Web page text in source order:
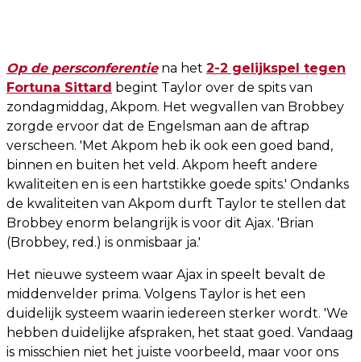
Op de persconferentie na het 2-2 gelijkspel tegen
Fortuna Sittard begint Taylor over de spits van
zondagmiddag, Akpom. Het wegvallen van Brobbey
zorgde ervoor dat de Engelsman aan de aftrap
verscheen. 'Met Akpom heb ik ook een goed band,
binnen en buiten het veld. Akpom heeft andere
kwaliteiten en is een hartstikke goede spits.' Ondanks
de kwaliteiten van Akpom durft Taylor te stellen dat
Brobbey enorm belangrijk is voor dit Ajax. 'Brian
(Brobbey, red.) is onmisbaar ja.'
Het nieuwe systeem waar Ajax in speelt bevalt de
middenvelder prima. Volgens Taylor is het een
duidelijk systeem waarin iedereen sterker wordt. 'We
hebben duidelijke afspraken, het staat goed. Vandaag
is misschien niet het juiste voorbeeld, maar voor ons